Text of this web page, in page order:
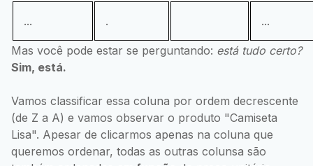
... . ...
Mas você pode estar se perguntando: está tudo certo?
Sim, está.
Vamos classificar essa coluna por ordem decrescente
(de Z a A) e vamos observar o produto "Camiseta
Lisa". Apesar de clicarmos apenas na coluna que
queremos ordenar, todas as outras colunsa são